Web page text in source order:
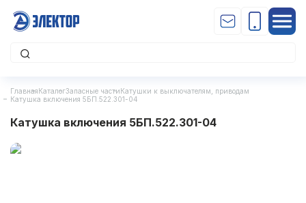
ГлавнаяКаталогЗапасные частиКатушки к выключателям, приводам
Катушка включения 5БП.522.301-04
Катушка включения 5БП.522.301-04